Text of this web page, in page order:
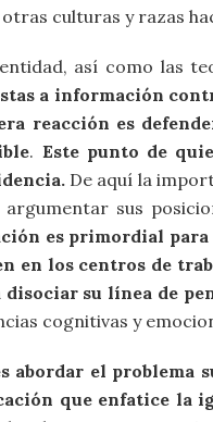
culturas y razas
así como las
a información
reacción es
. Este punto de
De aquí la
sus
es primordial
en los centros de
su línea de
cognitivas y
el problema
que enfatice